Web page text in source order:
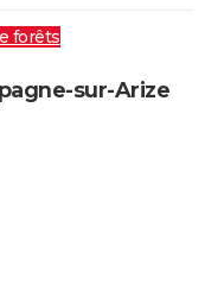
forêts
sur-Arize